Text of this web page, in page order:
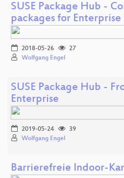
SUSE Package Hub -
packages for Enterprise
2018-05-26
27
Wolfgang Engel
SUSE Package Hub -
Enterprise
2019-05-24
39
Wolfgang Engel
Barrierefreie Indoor-